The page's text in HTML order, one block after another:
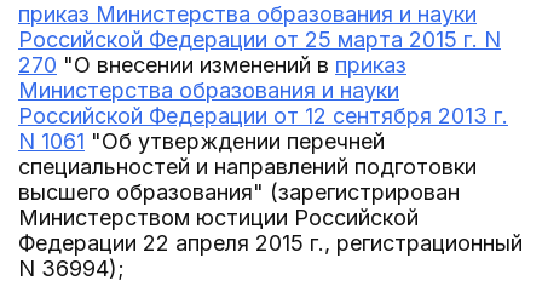
приказ Министерства образования и науки
Российской Федерации от 25 марта 2015 г. N
270 "О внесении изменений в приказ
Министерства образования и науки
Российской Федерации от 12 сентября 2013 г.
N 1061 "Об утверждении перечней
специальностей и направлений подготовки
высшего образования" (зарегистрирован
Министерством юстиции Российской
Федерации 22 апреля 2015 г., регистрационный
N 36994);